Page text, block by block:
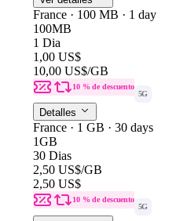
France · 100 MB · 1 day
100MB
1 Dia
1,00 US$
10,00 US$/GB
10 % de descuento
5G
Detalles
France · 1 GB · 30 days
1GB
30 Dias
2,50 US$/GB
2,50 US$
10 % de descuento
5G